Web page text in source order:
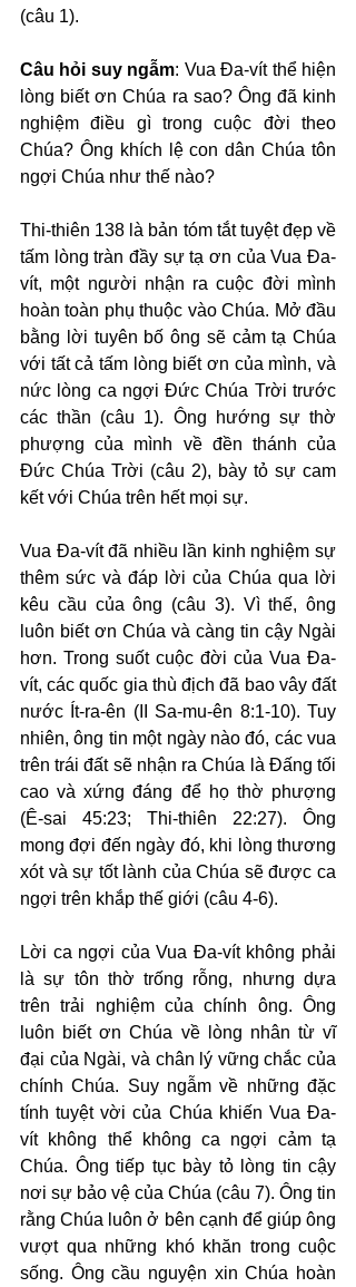
(câu 1).
Câu hỏi suy ngẫm: Vua Đa-vít thể hiện
lòng biết ơn Chúa ra sao? Ông đã kinh
nghiệm điều gì trong cuộc đời theo
Chúa? Ông khích lệ con dân Chúa tôn
ngợi Chúa như thế nào?
Thi-thiên 138 là bản tóm tắt tuyệt đẹp về
tấm lòng tràn đầy sự tạ ơn của Vua Đa-
vít, một người nhận ra cuộc đời mình
hoàn toàn phụ thuộc vào Chúa. Mở đầu
bằng lời tuyên bố ông sẽ cảm tạ Chúa
với tất cả tấm lòng biết ơn của mình, và
nức lòng ca ngợi Đức Chúa Trời trước
các thần (câu 1). Ông hướng sự thờ
phượng của mình về đền thánh của
Đức Chúa Trời (câu 2), bày tỏ sự cam
kết với Chúa trên hết mọi sự.
Vua Đa-vít đã nhiều lần kinh nghiệm sự
thêm sức và đáp lời của Chúa qua lời
kêu cầu của ông (câu 3). Vì thế, ông
luôn biết ơn Chúa và càng tin cậy Ngài
hơn. Trong suốt cuộc đời của Vua Đa-
vít, các quốc gia thù địch đã bao vây đất
nước Ít-ra-ên (II Sa-mu-ên 8:1-10). Tuy
nhiên, ông tin một ngày nào đó, các vua
trên trái đất sẽ nhận ra Chúa là Đấng tối
cao và xứng đáng để họ thờ phượng
(Ê-sai 45:23; Thi-thiên 22:27). Ông
mong đợi đến ngày đó, khi lòng thương
xót và sự tốt lành của Chúa sẽ được ca
ngợi trên khắp thế giới (câu 4-6).
Lời ca ngợi của Vua Đa-vít không phải
là sự tôn thờ trống rỗng, nhưng dựa
trên trải nghiệm của chính ông. Ông
luôn biết ơn Chúa về lòng nhân từ vĩ
đại của Ngài, và chân lý vững chắc của
chính Chúa. Suy ngẫm về những đặc
tính tuyệt vời của Chúa khiến Vua Đa-
vít không thể không ca ngợi cảm tạ
Chúa. Ông tiếp tục bày tỏ lòng tin cậy
nơi sự bảo vệ của Chúa (câu 7). Ông tin
rằng Chúa luôn ở bên cạnh để giúp ông
vượt qua những khó khăn trong cuộc
sống. Ông cầu nguyện xin Chúa hoàn